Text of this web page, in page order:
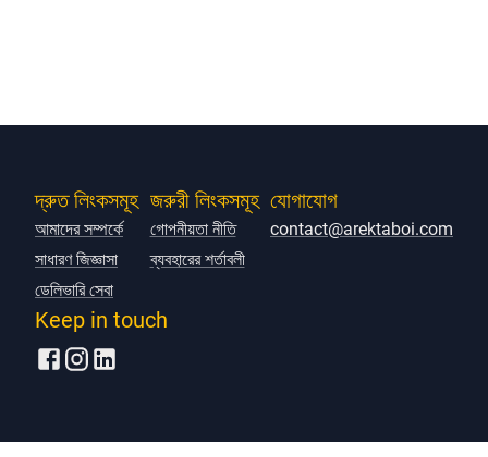
দ্রুত লিংকসমূহ
আমাদের সম্পর্কে
সাধারণ জিজ্ঞাসা
ডেলিভারি সেবা
জরুরী লিংকসমূহ
গোপনীয়তা নীতি
ব্যবহারের শর্তাবলী
যোগাযোগ
contact@arektaboi.com
Keep in touch